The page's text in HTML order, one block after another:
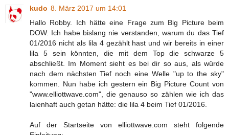
kudo 8. März 2017 um 14:01
Hallo Robby. Ich hätte eine Frage zum Big Picture beim
DOW. Ich habe bislang nie verstanden, warum du das Tief
01/2016 nicht als lila 4 gezählt hast und wir bereits in einer
lila 5 sein könnten, die mit dem Top die schwarze 5
abschließt. Im Moment sieht es bei dir so aus, als würde
nach dem nächsten Tief noch eine Welle "up to the sky"
kommen. Nun habe ich gestern ein Big Picture Count von
"www.elliottwave.com", die genauso so zählen wie ich das
laienhaft auch getan hätte: die lila 4 beim Tief 01/2016.
Auf der Startseite von elliottwave.com steht folgende